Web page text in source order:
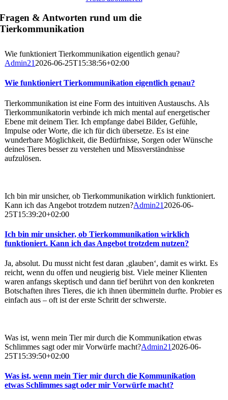
Fragen & Antworten rund um die
Tierkommunikation
Wie funktioniert Tierkommunikation eigentlich genau?
Admin21 2026-06-25T15:38:56+02:00
Wie funktioniert Tierkommunikation eigentlich genau?
Tierkommunikation ist eine Form des intuitiven Austauschs. Als
Tierkommunikatorin verbinde ich mich mental auf energetischer
Ebene mit deinem Tier. Ich empfange dabei Bilder, Gefühle,
Impulse oder Worte, die ich für dich übersetze. Es ist eine
wunderbare Möglichkeit, die Bedürfnisse, Sorgen oder Wünsche
deines Tieres besser zu verstehen und Missverständnisse
aufzulösen.
Ich bin mir unsicher, ob Tierkommunikation wirklich funktioniert.
Kann ich das Angebot trotzdem nutzen?Admin21 2026-06-
25T15:39:20+02:00
Ich bin mir unsicher, ob Tierkommunikation wirklich
funktioniert. Kann ich das Angebot trotzdem nutzen?
Ja, absolut. Du musst nicht fest daran ‚glauben‘, damit es wirkt. Es
reicht, wenn du offen und neugierig bist. Viele meiner Klienten
waren anfangs skeptisch und dann tief berührt von den konkreten
Botschaften ihres Tieres, die ich ihnen übermitteln durfte. Probier es
einfach aus – oft ist der erste Schritt der schwerste.
Was ist, wenn mein Tier mir durch die Kommunikation etwas
Schlimmes sagt oder mir Vorwürfe macht?Admin21 2026-06-
25T15:39:50+02:00
Was ist, wenn mein Tier mir durch die Kommunikation
etwas Schlimmes sagt oder mir Vorwürfe macht?